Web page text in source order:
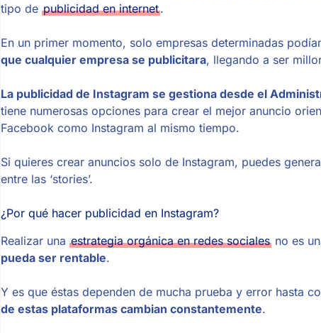
tipo de publicidad en internet.
En un primer momento, solo empresas determinadas
que cualquier empresa se publicitara, llegando a ser
La publicidad de Instagram se gestiona desde el
tiene numerosas opciones para crear el mejor anuncio
Facebook como Instagram al mismo tiempo.
Si quieres crear anuncios solo de Instagram, puedes
entre las ‘stories’.
¿Por qué hacer publicidad en Instagram?
Realizar una estrategia orgánica en redes sociales no es
pueda ser rentable.
Y es que éstas dependen de mucha prueba y error hasta
de estas plataformas cambian constantemente.